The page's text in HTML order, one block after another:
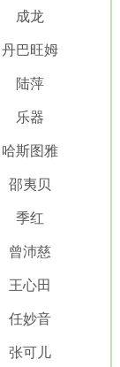
成龙
丹巴旺姆
陆萍
乐器
哈斯图雅
邵夷贝
季红
曾沛慈
王心田
任妙音
张可儿